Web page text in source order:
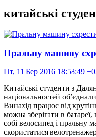
китайські
Пральну машину
Пт, 11 Бер 2016 18:58:49
Китайські студенти з
національностей
Винахід працює від
можна зберігати в
собі велосипед і пральну
скористатися